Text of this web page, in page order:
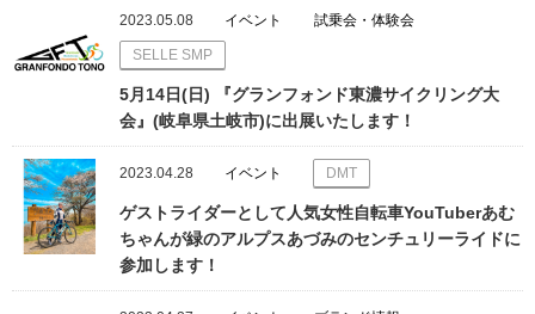
2023.05.08 イベント 試乗会・体験会
SELLE SMP
5月14日(日) 『グランフォンド東濃サイクリング大
会』(岐阜県土岐市)に出展いたします！
2023.04.28 イベント DMT
ゲストライダーとして人気女性自転車YouTuberあむ
ちゃんが緑のアルプスあづみのセンチュリーライドに
参加します！